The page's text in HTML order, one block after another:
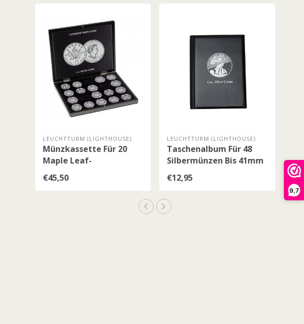
9,7
LEUCHTTURM (LIGHTHOUSE)
Münzkassette Für 20
Maple Leaf-
Silbermünzen
€45,50
LEUCHTTURM (LIGHTHOUSE)
Taschenalbum Für 48
Silbermünzen Bis 41mm
Durchmesser
€12,95